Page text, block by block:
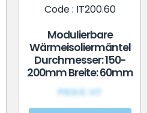
Code : IT200.60
Modulierbare
Wärmeisoliermäntel
Durchmesser: 150-
200mm Breite: 60mm
PRIX€ HT